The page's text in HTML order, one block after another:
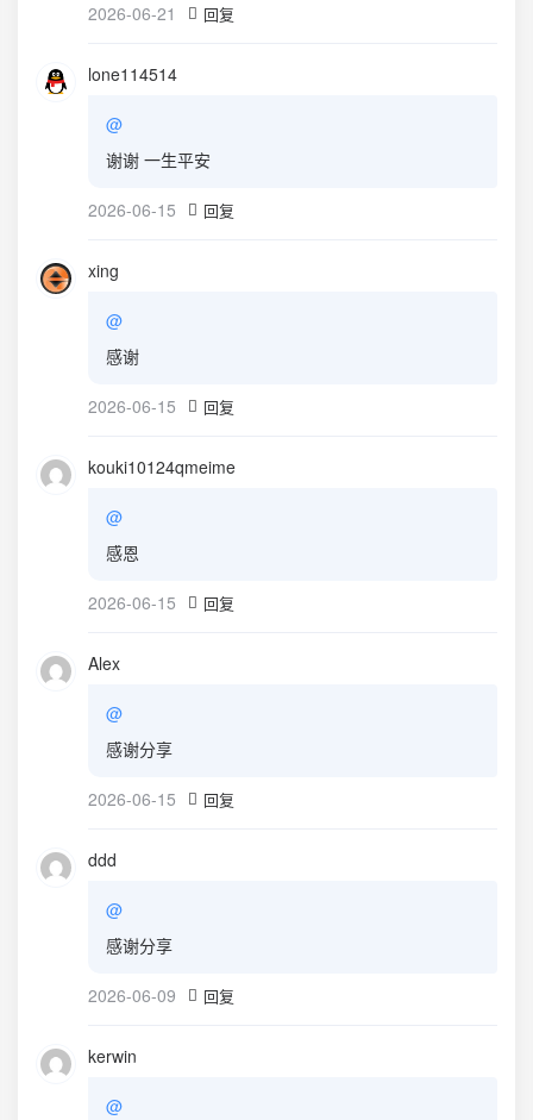
2026-06-21 回复
lone114514
@
谢谢 一生平安
2026-06-15 回复
xing
@
感谢
2026-06-15 回复
kouki10124qmeime
@
感恩
2026-06-15 回复
Alex
@
感谢分享
2026-06-15 回复
ddd
@
感谢分享
2026-06-09 回复
kerwin
@